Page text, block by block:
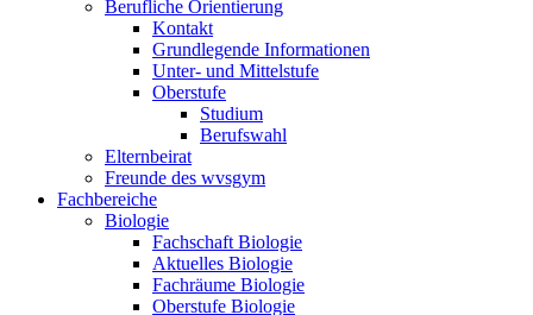
Berufliche Orientierung
Kontakt
Grundlegende Informationen
Unter- und Mittelstufe
Oberstufe
Studium
Berufswahl
Elternbeirat
Freunde des wvsgym
Fachbereiche
Biologie
Fachschaft Biologie
Aktuelles Biologie
Fachräume Biologie
Oberstufe Biologie